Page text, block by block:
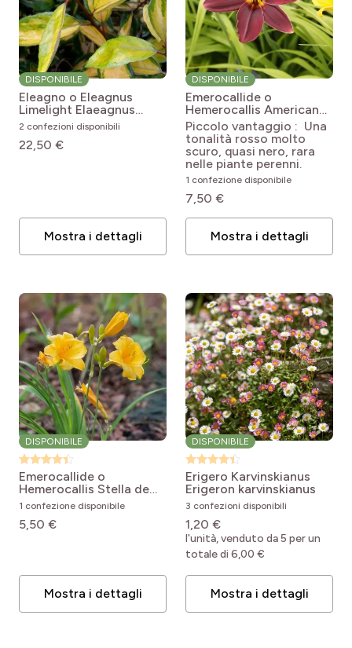
DISPONIBILE
Eleagno o Eleagnus
Limelight Elaeagnus
ebbingei Limelight
2 confezioni disponibili
22,50 €
Mostra i dettagli
DISPONIBILE
Emerocallide o
Hemerocallis American
Revolution Hemerocallis
American Revolution
Piccolo vantaggio : Una
tonalità rosso molto
scuro, quasi nero, rara
nelle piante perenni.
1 confezione disponibile
7,50 €
Mostra i dettagli
DISPONIBILE
Emerocallide o
Hemerocallis Stella de
Oro Hemerocallis Stella
de Oro
1 confezione disponibile
5,50 €
Mostra i dettagli
DISPONIBILE
Erigero Karvinskianus
Erigeron karvinskianus
3 confezioni disponibili
1,20 €
l'unità, venduto da 5 per un
totale di 6,00 €
Mostra i dettagli